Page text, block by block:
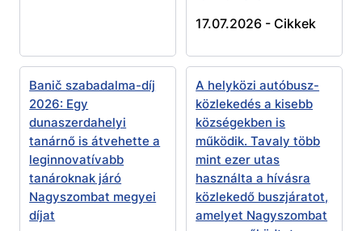
17.07.2026 - Cikkek
Banič szabadalma-díj
2026: Egy
dunaszerdahelyi
tanárnő is átvehette a
leginnovatívabb
tanároknak járó
Nagyszombat megyei
díjat
A helyközi autóbusz-
közlekedés a kisebb
községekben is
működik. Tavaly több
mint ezer utas
használta a hívásra
közlekedő buszjáratot,
amelyet Nagyszombat